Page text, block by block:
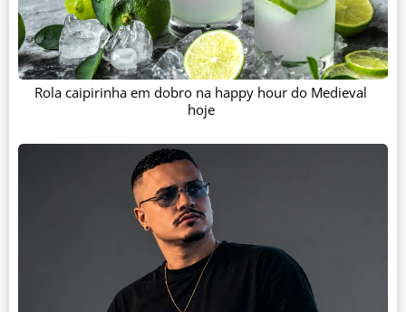
Rola caipirinha em dobro na happy hour do Medieval
hoje